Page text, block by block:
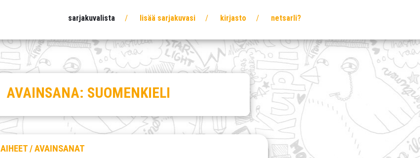
sarjakuvalista lisää sarjakuvasi kirjasto netsarli?
AVAINSANA: SUOMENKIELI
AIHEET / AVAINSANAT